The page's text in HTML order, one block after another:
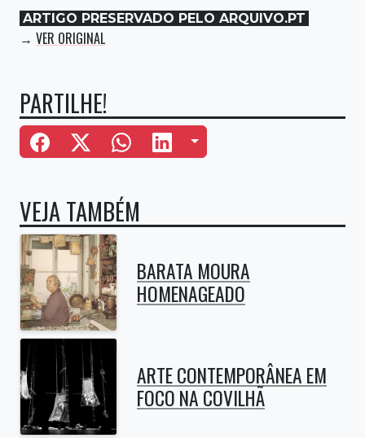
ARTIGO PRESERVADO PELO ARQUIVO.PT
→ VER ORIGINAL
PARTILHE!
Mais Opções
VEJA TAMBÉM
BARATA MOURA
HOMENAGEADO
ARTE CONTEMPORÂNEA EM
FOCO NA COVILHÃ